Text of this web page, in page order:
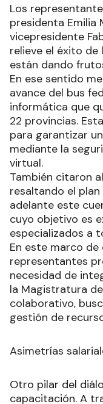
Los
presidenta Emilia
vicepresidente
relieve el éxito
están dando
En ese sentido
avance del bus
informática que
22 provincias.
para garantizar
mediante la
virtual.
También citaron
resaltando el
adelante este
cuyo objetivo es
especializados a
En este marco
representantes
necesidad de
la Magistratura
colaborativo,
gestión de
Asimetrías
Otro pilar del
capacitación. A